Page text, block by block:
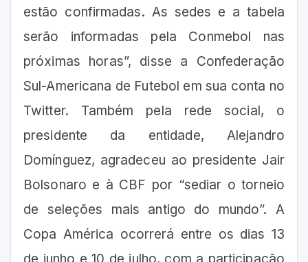
estão confirmadas. As sedes e a tabela
serão informadas pela Conmebol nas
próximas horas”, disse a Confederação
Sul-Americana de Futebol em sua conta no
Twitter. Também pela rede social, o
presidente da entidade, Alejandro
Domínguez, agradeceu ao presidente Jair
Bolsonaro e à CBF por “sediar o torneio
de seleções mais antigo do mundo”. A
Copa América ocorrerá entre os dias 13